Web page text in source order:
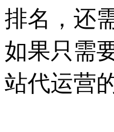
排名，还
如果只需
站代运营